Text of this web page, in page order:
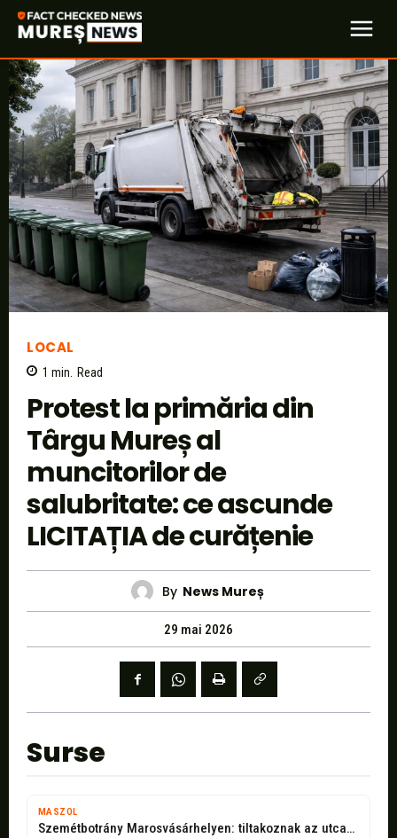
LOCAL
1 min. Read
Protest la primăria din
Târgu Mureș al
muncitorilor de
salubritate: ce ascunde
LICITAȚIA de curățenie
By News Mureș
29 mai 2026
Surse
MASZOL
Szemétbotrány Marosvásárhelyen: tiltakoznak az utcaseprők